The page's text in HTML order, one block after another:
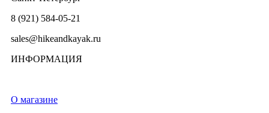
8 (921) 584-05-21
sales@hikeandkayak.ru
ИНФОРМАЦИЯ
О магазине